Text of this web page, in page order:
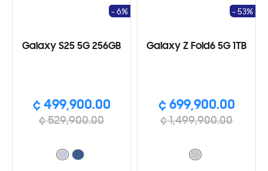
Galaxy S25 5G 256GB
¢ 499,900.00
¢ 529,900.00
- 6%
Galaxy Z Fold6 5G 1TB
¢ 699,900.00
¢ 1,499,900.00
- 53%